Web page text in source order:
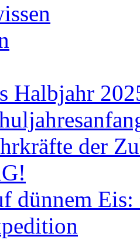
Halbjahr
der
dünnem